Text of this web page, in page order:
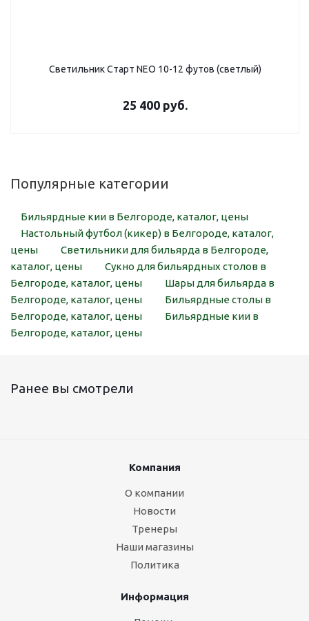
Светильник Старт NEO 10-12 футов (светлый)
25 400 руб.
Популярные категории
Бильярдные кии в Белгороде, каталог, цены
Настольный футбол (кикер) в Белгороде, каталог,
цены
Светильники для бильярда в Белгороде,
каталог, цены
Сукно для бильярдных столов в
Белгороде, каталог, цены
Шары для бильярда в
Белгороде, каталог, цены
Бильярдные столы в
Белгороде, каталог, цены
Бильярдные кии в
Белгороде, каталог, цены
Ранее вы смотрели
Компания
О компании
Новости
Тренеры
Наши магазины
Политика
Информация